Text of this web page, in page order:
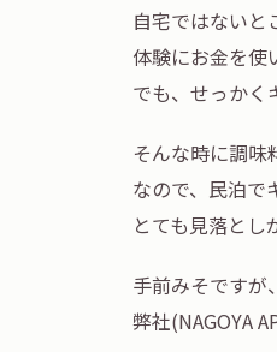
自宅ではない
体験にお金を使
でも、せっかく
そんな時に調
なので、民泊で
とても見落と
手前みそですが
弊社(NAGOYA